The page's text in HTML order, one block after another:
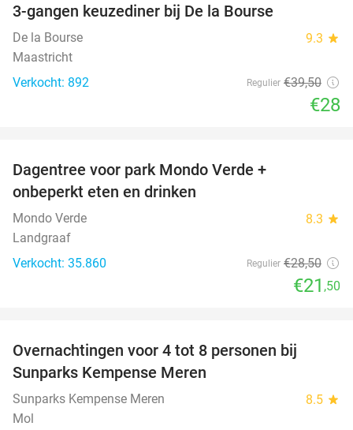
3-gangen keuzediner bij De la Bourse
De la Bourse 9.3 star
Maastricht
Verkocht: 892
Regulier €39,50
€28
Dagentree voor park Mondo Verde +
onbeperkt eten en drinken
Mondo Verde 8.3 star
Landgraaf
Verkocht: 35.860
Regulier €28,50
€21 ,50
Overnachtingen voor 4 tot 8 personen bij
Sunparks Kempense Meren
Sunparks Kempense Meren 8.5 star
Mol